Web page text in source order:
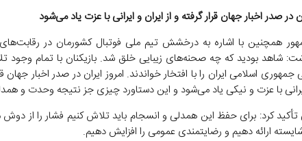
در صدر اخبار جهان قرار گرفته و از ایران و ایرانی با عزت یاد می‌شود
همچنین با اشاره به درخشش تیم ملی فوتبال کشورمان در
شاهد بودید که چه صحنه‌های زیبایی خلق شد. بازیکنان با تمام وجود
اسلامی ایران را با افتخار خواندند. امروز ایران در صدر اخبار جهان
با عزت و نیکی یاد می‌شود و این دستاورد چیزی جز نتیجه وحدت و
کرد: برای حفظ این همدلی و انسجام باید تلاش کنیم فشار را از دوش
ارائه دهیم و رضایتمندی عمومی را افزایش دهیم.